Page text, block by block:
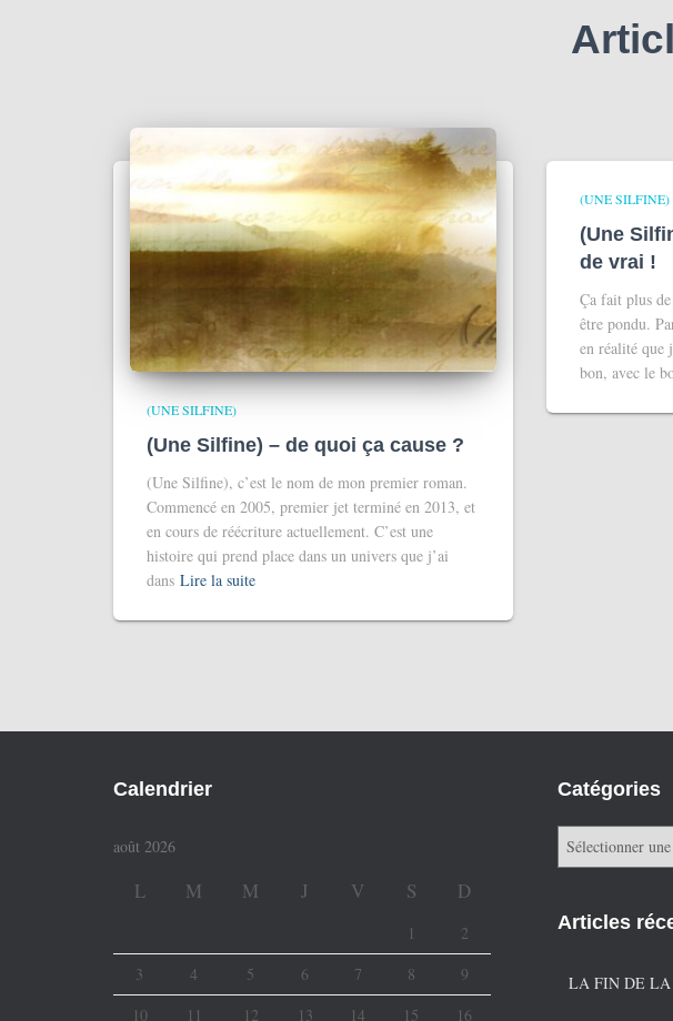
(UNE SILFINE)
(Une Silfine) – de quoi ça cause ?
(Une Silfine), c’est le nom de mon premier roman.
Commencé en 2005, premier jet terminé en 2013, et
en cours de réécriture actuellement. C’est une
histoire qui prend place dans un univers que j’ai
dans Lire la suite
(UNE SILFINE)
(Une
de vrai !
Ça fait plus
être pondu.
en réalité que
bon, avec le
Calendrier
août 2026
L M M J V S D
1
2
3
4 5 6 7 8
9
10
11 12 13 14 15 16
Catégories
a
é
gArticles
LA FIN DE LA